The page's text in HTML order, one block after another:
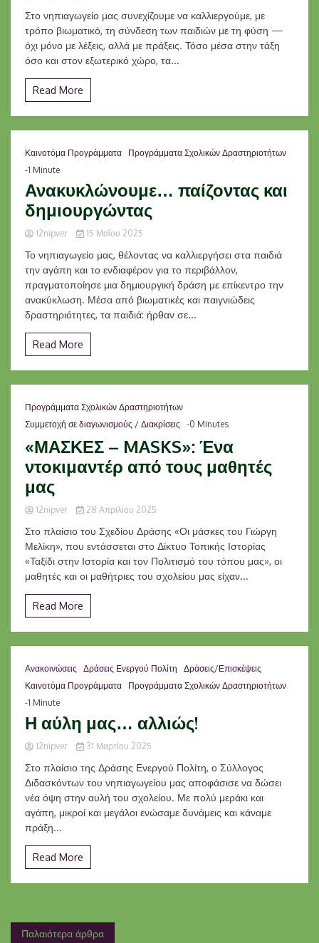
Στο νηπιαγωγείο μας συνεχίζουμε να καλλιεργούμε, με
τρόπο βιωματικό, τη σύνδεση των παιδιών με τη φύση —
όχι μόνο με λέξεις, αλλά με πράξεις. Τόσο μέσα στην τάξη
όσο και στον εξωτερικό χώρο, τα...
Read More
Καινοτόμα Προγράμματα
Προγράμματα Σχολικών Δραστηριοτήτων
-1 Minute
Ανακυκλώνουμε… παίζοντας και
δημιουργώντας
12nipver 15 Μαΐου 2025
Το νηπιαγωγείο μας, θέλοντας να καλλιεργήσει στα παιδιά
την αγάπη και το ενδιαφέρον για το περιβάλλον,
πραγματοποίησε μια δημιουργική δράση με επίκεντρο την
ανακύκλωση. Μέσα από βιωματικές και παιγνιώδεις
δραστηριότητες, τα παιδιά: ήρθαν σε...
Read More
Προγράμματα Σχολικών Δραστηριοτήτων
Συμμετοχή σε διαγωνισμούς / Διακρίσεις
-0 Minutes
«ΜΑΣΚΕΣ – MASKS»: Ένα
ντοκιμαντέρ από τους μαθητές
μας
12nipver 28 Απριλίου 2025
Στο πλαίσιο του Σχεδίου Δράσης «Οι μάσκες του Γιώργη
Μελίκη», που εντάσσεται στο Δίκτυο Τοπικής Ιστορίας
«Ταξίδι στην Ιστορία και τον Πολιτισμό του τόπου μας», οι
μαθητές και οι μαθήτριες του σχολείου μας είχαν...
Read More
Ανακοινώσεις Δράσεις Ενεργού Πολίτη
Δράσεις/Επισκέψεις
Καινοτόμα Προγράμματα
Προγράμματα Σχολικών Δραστηριοτήτων
-1 Minute
Η αύλη μας… αλλιώς!
12nipver 31 Μαρτίου 2025
Στο πλαίσιο της Δράσης Ενεργού Πολίτη, ο Σύλλογος
Διδασκόντων του νηπιαγωγείου μας αποφάσισε να δώσει
νέα όψη στην αυλή του σχολείου. Με πολύ μεράκι και
αγάπη, μικροί και μεγάλοι ενώσαμε δυνάμεις και κάναμε
πράξη...
Read More
Πλοήγηση
Παλαιότερα άρθρα